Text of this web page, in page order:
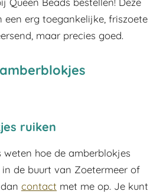
een erg toegankelijke, friszoete
maar precies goed.
ruiken
weten hoe de amberblokjes
in de buurt van Zoetermeer of
contact met me op. Je kunt